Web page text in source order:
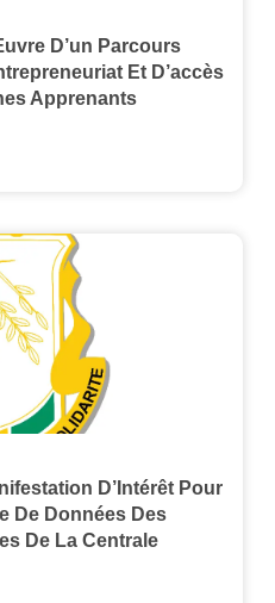
D’un Parcours
Et D’accès
Apprenants
D’Intérêt Pour
De Données Des
De La Centrale